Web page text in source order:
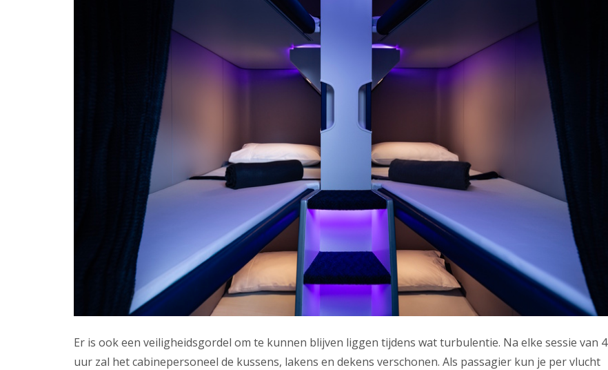
Er is ook een veiligheidsgordel om te kunnen blijven liggen tijdens wat turbulentie. Na elke sessie van 4
uur zal het cabinepersoneel de kussens, lakens en dekens verschonen. Als passagier kun je per vlucht